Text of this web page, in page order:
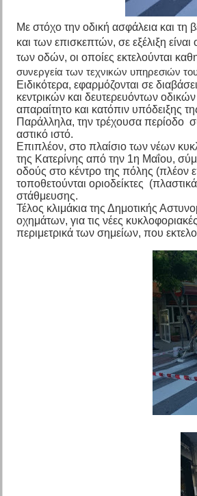
Με στόχο την οδική ασφάλεια και
και των επισκεπτών, σε εξέλιξη
των οδών, οι οποίες εκτελούνται
συνεργεία των τεχνικών υπηρεσιών
Ειδικότερα, εφαρμόζονται σε
κεντρικών και δευτερευόντων
απαραίτητο και κατόπιν υπόδειξης
Παράλληλα, την τρέχουσα περίοδο
αστικό ιστό.
Επιπλέον, στο πλαίσιο των νέων
της Κατερίνης από την 1η Μαΐου,
οδούς στο κέντρο της πόλης (πλέον
τοποθετούνται οριοδείκτες
στάθμευσης.
Τέλος κλιμάκια της Δημοτικής
οχημάτων, για τις νέες
περιμετρικά των σημείων, που